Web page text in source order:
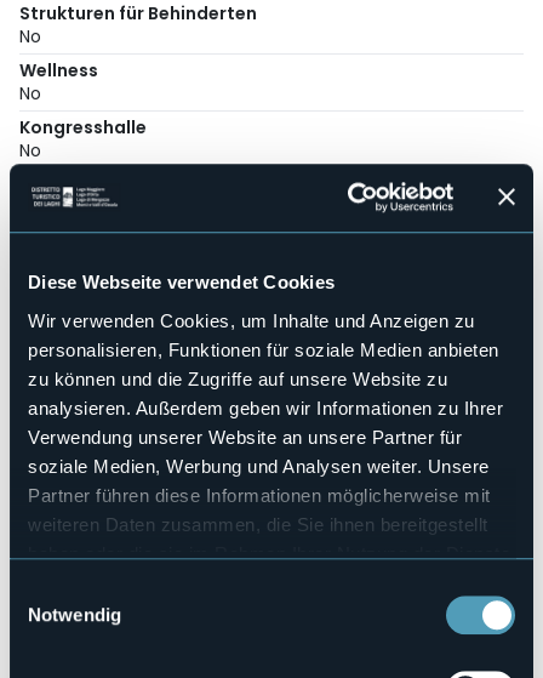
Diese Webseite verwendet Cookies
Wir verwenden Cookies, um Inhalte und Anzeigen zu
personalisieren, Funktionen für soziale Medien anbieten
zu können und die Zugriffe auf unsere Website zu
analysieren. Außerdem geben wir Informationen zu Ihrer
Verwendung unserer Website an unsere Partner für
soziale Medien, Werbung und Analysen weiter. Unsere
Partner führen diese Informationen möglicherweise mit
weiteren Daten zusammen, die Sie ihnen bereitgestellt
haben oder die sie im Rahmen Ihrer Nutzung der Dienste
Notwendig
Strukturen für Behinderten
No
Wellness
No
Kongresshalle
No
Hallenbad
No
Haustiere erlaubt
5
Anzahl der Betten
10
E-mail
info@aldom57.com
Webseite
http://www.aldom57.com
Telefon
003112-BEB-00004